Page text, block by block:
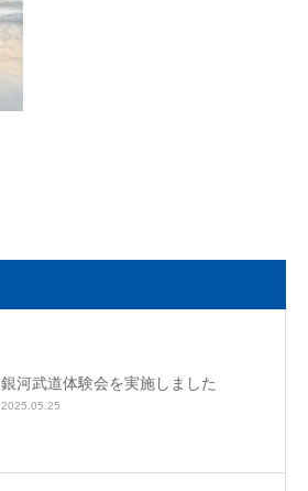
銀河武道体験会を実施しました
2025.05.25